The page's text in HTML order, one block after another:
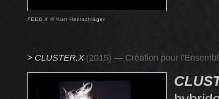
FEED.X © Kurt Hentschläger
> CLUSTER.X (2015) — Création pour